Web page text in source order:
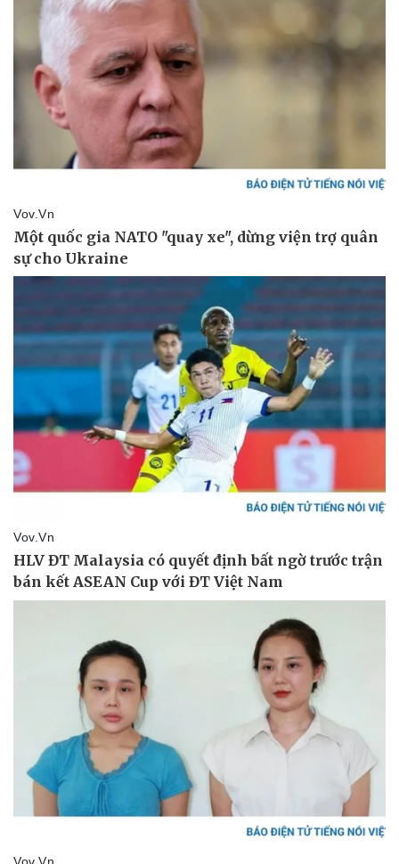
Pháp luật
Tin nóng
Quân sự - Quốc phòng
Vũ khí
Việt Nam
Phân tích